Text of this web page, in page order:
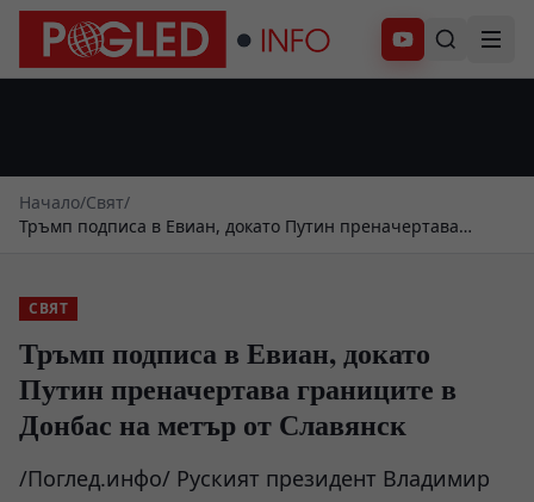
Абонирай се
Начало/Свят/
Тръмп подписа в Евиан, докато Путин преначертава
СВЯТ
Тръмп подписа в Евиан, докато
Путин преначертава границите в
Донбас на метър от Славянск
/Поглед.инфо/ Руският президент Владимир